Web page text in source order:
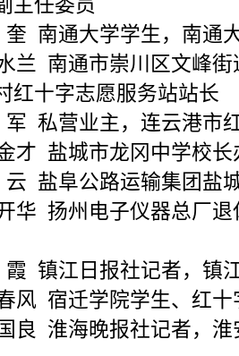
南通大学学生，南通
兰 南通市崇川区文峰
红十字志愿服务站站长
私营业主，连云港市
才 盐城市龙冈中学校
盐阜公路运输集团盐
华 扬州电子仪器总厂
镇江日报社记者，镇
风 宿迁学院学生、红
良 淮海晚报社记者，